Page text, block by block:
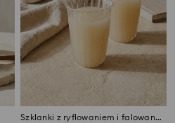
Szklanki z ryflowaniem i falowanym rantem 2 pack